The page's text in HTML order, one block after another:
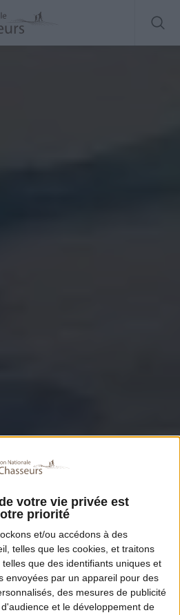
votre vie privée est
priorité
et/ou accédons à des
telles que les cookies, et traitons
que des identifiants uniques et
envoyées par un appareil pour des
des mesures de publicité
et le développement de